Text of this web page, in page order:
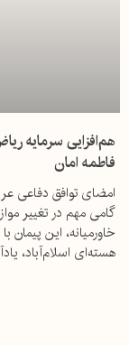
هم‌افزایی سرمایه
فاطمه امان
امضای توافق دفاعی
گامی مهم در تغییر
خاورمیانه، این پیمان
هسته‌ای اسلام‌آباد،